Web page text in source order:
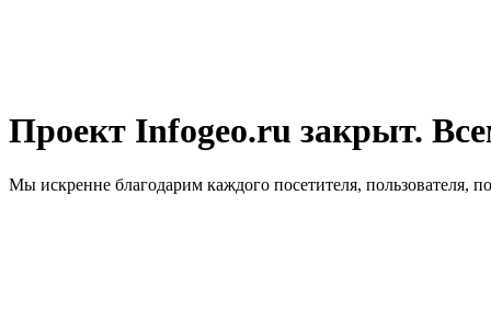
Проект Infogeo.ru закрыт.
Мы искренне благодарим каждого посетителя, пользователя,